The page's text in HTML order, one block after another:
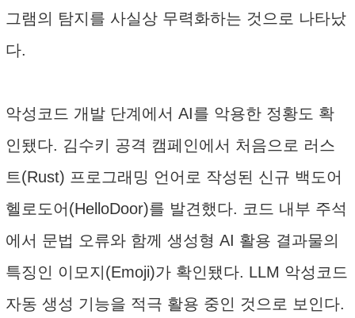
그램의 탐지를 사실상 무력화하는 것으로 나타났
다.
악성코드 개발 단계에서 AI를 악용한 정황도 확
인됐다. 김수키 공격 캠페인에서 처음으로 러스
트(Rust) 프로그래밍 언어로 작성된 신규 백도어
헬로도어(HelloDoor)를 발견했다. 코드 내부 주석
에서 문법 오류와 함께 생성형 AI 활용 결과물의
특징인 이모지(Emoji)가 확인됐다. LLM 악성코드
자동 생성 기능을 적극 활용 중인 것으로 보인다.